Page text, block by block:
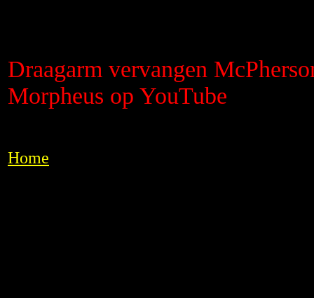
Draagarm vervangen
Morpheus op YouTube
Home